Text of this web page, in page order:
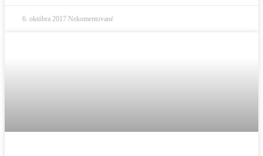
6. októbra 2017 Nekomentované